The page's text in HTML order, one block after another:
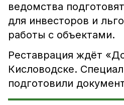
ведомства
для инвесторов и
работы с объектами.
Реставрация ждёт
Кисловодске.
подготовили